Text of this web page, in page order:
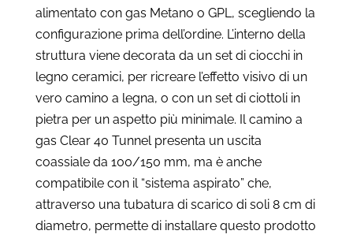
alimentato con gas Metano o GPL, scegliendo la
configurazione prima dell’ordine. L’interno della
struttura viene decorata da un set di ciocchi in
legno ceramici, per ricreare l’effetto visivo di un
vero camino a legna, o con un set di ciottoli in
pietra per un aspetto più minimale. Il camino a
gas Clear 40 Tunnel presenta un uscita
coassiale da 100/150 mm, ma è anche
compatibile con il “sistema aspirato” che,
attraverso una tubatura di scarico di soli 8 cm di
diametro, permette di installare questo prodotto